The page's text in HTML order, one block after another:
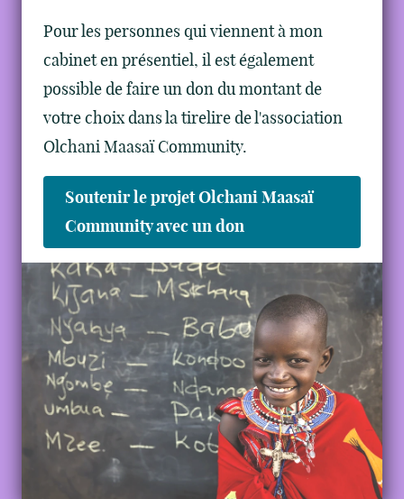
Pour les personnes qui viennent à mon
cabinet en présentiel, il est également
possible de faire un don du montant de
votre choix dans la tirelire de l'association
Olchani Maasaï Community.
Soutenir le projet Olchani Maasaï
Community avec un don